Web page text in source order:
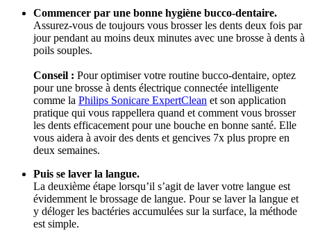
Commencer par une bonne hygiène bucco-dentaire.
Assurez-vous de toujours vous brosser les dents deux fois par
jour pendant au moins deux minutes avec une brosse à dents à
poils souples.
Conseil : Pour optimiser votre routine bucco-dentaire, optez
pour une brosse à dents électrique connectée intelligente
comme la Philips Sonicare ExpertClean et son application
pratique qui vous rappellera quand et comment vous brosser
les dents efficacement pour une bouche en bonne santé. Elle
vous aidera à avoir des dents et gencives 7x plus propre en
deux semaines.
Puis se laver la langue.
La deuxième étape lorsqu’il s’agit de laver votre langue est
évidemment le brossage de langue. Pour se laver la langue et
y déloger les bactéries accumulées sur la surface, la méthode
est simple.